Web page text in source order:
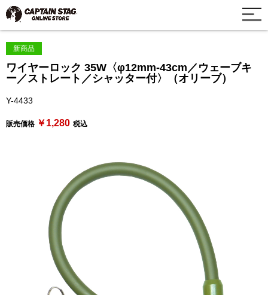
新商品
ワイヤーロック 35W〈φ12mm-43cm／ウェーブキ
ー／ストレート／シャッター付〉（オリーブ）
Y-4433
販売価格 ￥1,280 税込